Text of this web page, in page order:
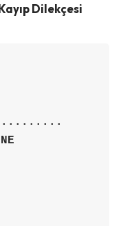
Dilekçesi